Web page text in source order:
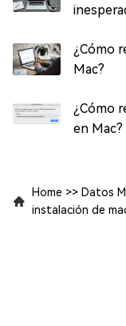
¿Cómo
Mac?
¿Cómo
en Mac?
Home >> Datos
instalación de